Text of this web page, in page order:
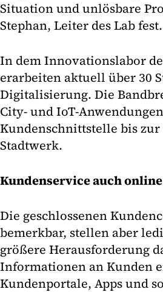
Situation und unlösbare
Stephan, Leiter des Lab fest.
In dem Innovationslabor
erarbeiten aktuell über 30
Digitalisierung. Die
City- und IoT-
Kundenschnittstelle bis
Stadtwerk.
Kundenservice auch
Die geschlossenen
bemerkbar, stellen aber
größere Herausforderung
Informationen an Kunden
Kundenportale, Apps und